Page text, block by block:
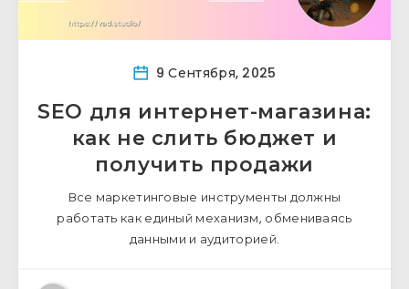
9 Сентября, 2025
SEO для интернет-магазина:
как не слить бюджет и
получить продажи
Все маркетинговые инструменты должны
работать как единый механизм, обмениваясь
данными и аудиторией.